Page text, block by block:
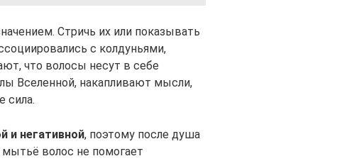
Стричь их или показывать
с колдуньями,
что волосы несут в себе
Вселенной, накапливают мысли,
сила.
и негативной, поэтому после душа
волос не помогает